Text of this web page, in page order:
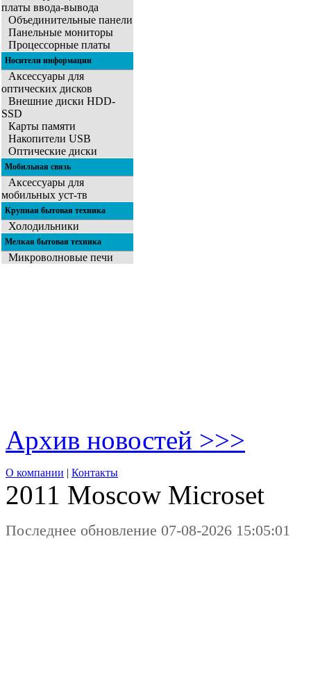
платы ввода-вывода
Объединительные панели
Панельные мониторы
Процессорные платы
Носители информации
Аксессуары для
оптических дисков
Внешние диски HDD-
SSD
Карты памяти
Накопители USB
Оптические диски
Мобильная связь
Аксессуары для
мобильных уст-тв
Крупная бытовая техника
Холодильники
Мелкая бытовая техника
Микроволновые печи
Архив новостей >>>
О компании | Контакты
2011 Moscow Microset
Последнее обновление 07-08-2026 15:05:01